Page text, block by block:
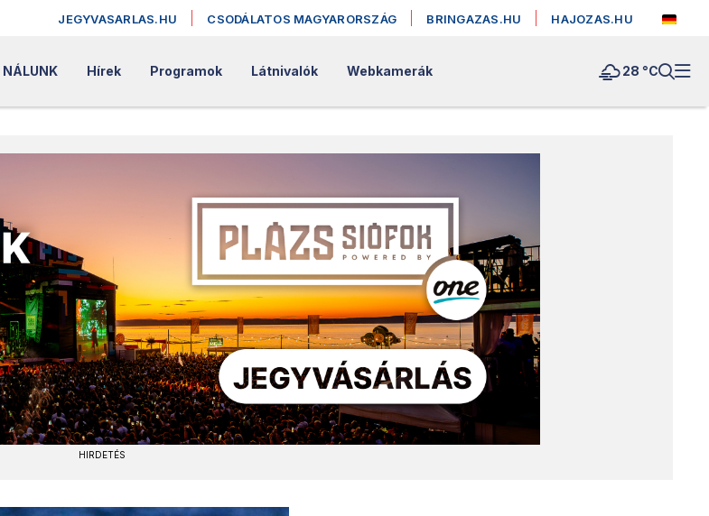
JEGYVASARLAS.HU CSODÁLATOS MAGYARORSZÁG BRINGAZAS.HU HAJOZAS.HU
NÁLUNK Hírek Programok Látnivalók Webkamerák 28 °C
HIRDETÉS